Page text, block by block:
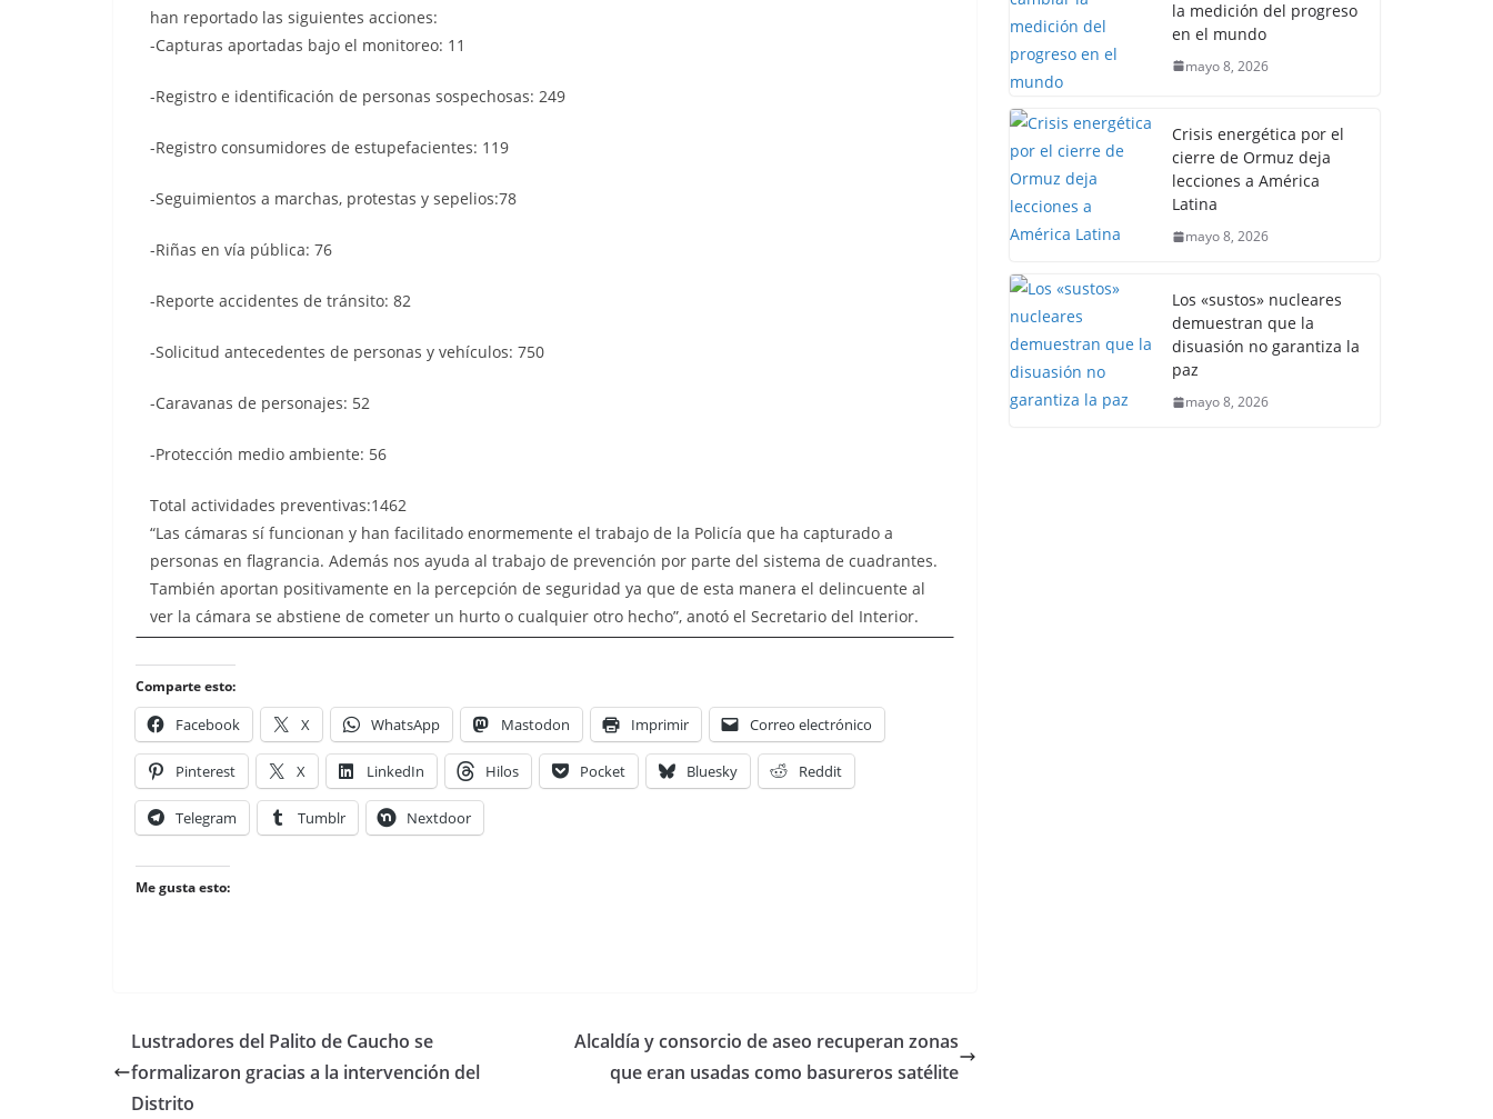
han reportado las siguientes acciones:
-Capturas aportadas bajo el monitoreo: 11
-Registro e identificación de personas sospechosas: 249
-Registro consumidores de estupefacientes: 119
-Seguimientos a marchas, protestas y sepelios:78
-Riñas en vía pública: 76
-Reporte accidentes de tránsito: 82
-Solicitud antecedentes de personas y vehículos: 750
-Caravanas de personajes: 52
-Protección medio ambiente: 56
Total actividades preventivas:1462
“Las cámaras sí funcionan y han facilitado enormemente el trabajo de la Policía que ha capturado a
personas en flagrancia. Además nos ayuda al trabajo de prevención por parte del sistema de cuadrantes.
También aportan positivamente en la percepción de seguridad ya que de esta manera el delincuente al
ver la cámara se abstiene de cometer un hurto o cualquier otro hecho”, anotó el Secretario del Interior.
Comparte esto:
Facebook X WhatsApp Mastodon Imprimir Correo electrónico
Pinterest X LinkedIn Hilos Pocket Bluesky Reddit
Telegram Tumblr Nextdoor
Me gusta esto:
Lustradores del Palito de Caucho se
formalizaron gracias a la intervención del
Distrito
Alcaldía y consorcio de aseo recuperan zonas
que eran usadas como basureros satélite
la medición del progreso
en el mundo
mayo 8, 2026
Crisis energética por el
cierre de Ormuz deja
lecciones a América
Latina
mayo 8, 2026
Los «sustos» nucleares
demuestran que la
disuasión no garantiza la
paz
mayo 8, 2026